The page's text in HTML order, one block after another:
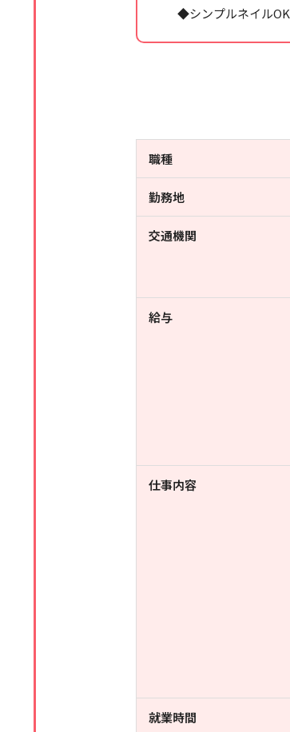
◆シンプルネイルOK
職種
勤務地
交通機関
給与
仕事内容
就業時間